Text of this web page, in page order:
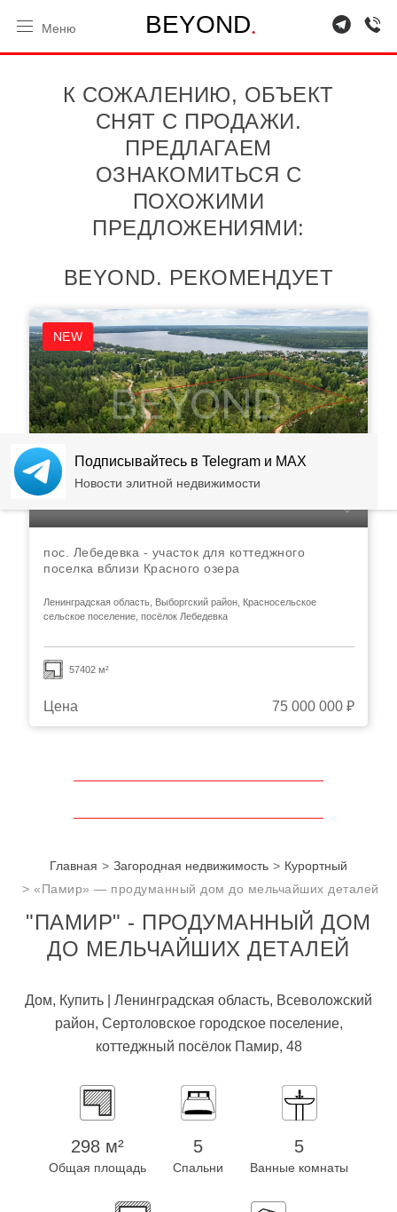
BEYOND.
Меню
К СОЖАЛЕНИЮ, ОБЪЕКТ
СНЯТ С ПРОДАЖИ.
ПРЕДЛАГАЕМ
ОЗНАКОМИТЬСЯ С
ПОХОЖИМИ
ПРЕДЛОЖЕНИЯМИ:
BEYOND. РЕКОМЕНДУЕТ
NEW
пос. Лебедевка - участок для коттеджного
поселка вблизи Красного озера
Ленинградская область, Выборгский район, Красносельское
сельское поселение, посёлок Лебедевка
57402 м²
Цена 75 000 000 ₽
Главная Загородная недвижимость
Курортный
«Памир» — продуманный дом до мельчайших деталей
"ПАМИР" - ПРОДУМАННЫЙ ДОМ
ДО МЕЛЬЧАЙШИХ ДЕТАЛЕЙ
Дом, Купить | Ленинградская область, Всеволожский
район, Сертоловское городское поселение,
коттеджный посёлок Памир, 48
298 м²
Общая площадь
5
Спальни
5
Ванные комнаты
Подписывайтесь в Telegram и MAX
Новости элитной недвижимости